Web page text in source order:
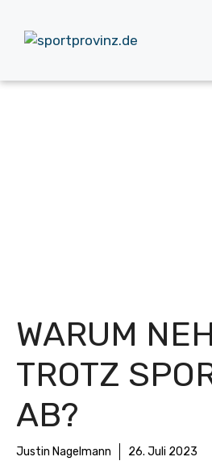
Inhalt
springen
WARUM
TROTZ
AB?
Justin Nagelmann 26. Juli 2023